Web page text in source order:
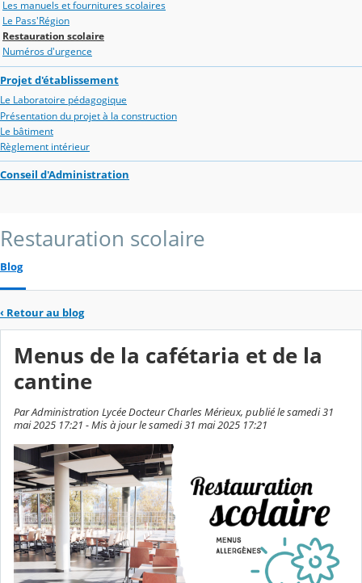
Les manuels et fournitures scolaires
Le Pass'Région
Restauration scolaire
Numéros d'urgence
Projet d'établissement
Le Laboratoire pédagogique
Présentation du projet à la construction
Le bâtiment
Règlement intérieur
Conseil d'Administration
Restauration scolaire
Blog
‹ Retour au blog
Menus de la cafétaria et de la
cantine
Par Administration Lycée Docteur Charles Mérieux, publié le samedi 31
mai 2025 17:21 - Mis à jour le samedi 31 mai 2025 17:21